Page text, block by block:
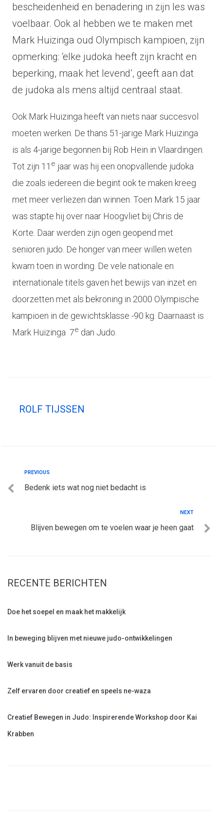
bescheidenheid en benadering in zijn les was
voelbaar. Ook al hebben we te maken met
Mark Huizinga oud Olympisch kampioen, zijn
opmerking: ‘elke judoka heeft zijn kracht en
beperking, maak het levend’, geeft aan dat
de judoka als mens altijd centraal staat.
Ook Mark Huizinga heeft van niets naar succesvol
moeten werken. De thans 51-jarige Mark Huizinga
is als 4-jarige begonnen bij Rob Hein in Vlaardingen.
Tot zijn 11 e jaar was hij een onopvallende judoka
die zoals iedereen die begint ook te maken kreeg
met meer verliezen dan winnen. Toen Mark 15 jaar
was stapte hij over naar Hoogvliet bij Chris de
Korte. Daar werden zijn ogen geopend met
senioren judo. De honger van meer willen weten
kwam toen in wording. De vele nationale en
internationale titels gaven het bewijs van inzet en
doorzetten met als bekroning in 2000 Olympische
kampioen in de gewichtsklasse -90 kg. Daarnaast is
Mark Huizinga 7e dan Judo.
ROLF TIJSSEN
PREVIOUS
Bedenk iets wat nog niet bedacht is
NEXT
Blijven bewegen om te voelen waar je heen gaat
RECENTE BERICHTEN
Doe het soepel en maak het makkelijk
In beweging blijven met nieuwe judo-ontwikkelingen
Werk vanuit de basis
Zelf ervaren door creatief en speels ne-waza
Creatief Bewegen in Judo: Inspirerende Workshop door Kai
Krabben